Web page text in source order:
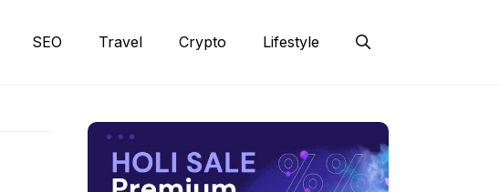
SEO Travel Crypto Lifestyle